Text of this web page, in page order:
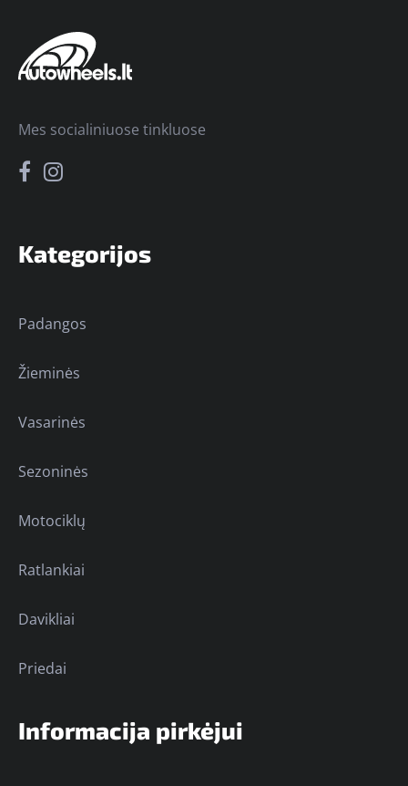
Kategorijos
Padangos
Žieminės
Vasarinės
Sezoninės
Motociklų
Ratlankiai
Davikliai
Priedai
Informacija pirkėjui
Mes socialiniuose tinkluose